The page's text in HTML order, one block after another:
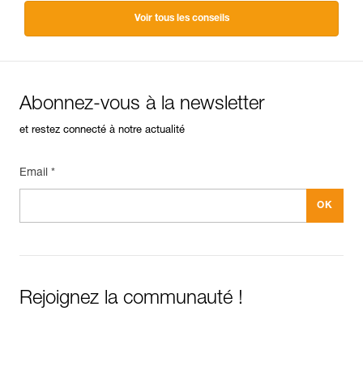
Voir tous les conseils
Abonnez-vous à la newsletter
et restez connecté à notre actualité
Email *
Rejoignez la communauté !